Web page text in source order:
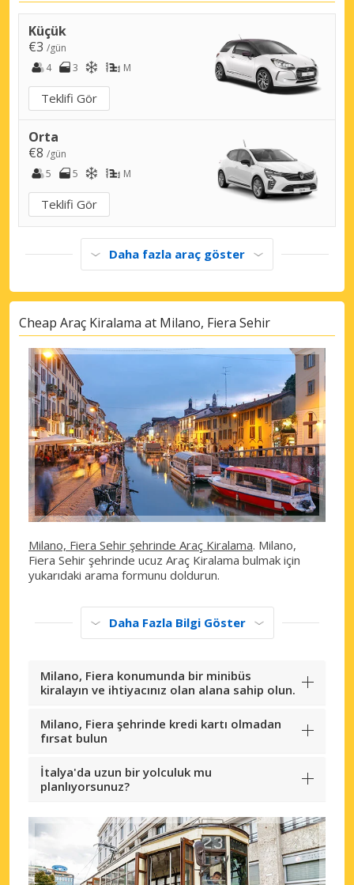
Küçük
€3 /gün
4
3 M
Teklifi Gör
Orta
€8 /gün
5
5 M
Teklifi Gör
Daha fazla araç göster
Cheap Araç Kiralama at Milano, Fiera Sehir
Milano, Fiera Sehir şehrinde Araç Kiralama. Milano,
Fiera Sehir şehrinde ucuz Araç Kiralama bulmak için
yukarıdaki arama formunu doldurun.
Daha Fazla Bilgi Göster
Milano, Fiera konumunda bir minibüs
kiralayın ve ihtiyacınız olan alana sahip olun.
Milano, Fiera şehrinde kredi kartı olmadan
fırsat bulun
İtalya'da uzun bir yolculuk mu
planlıyorsunuz?